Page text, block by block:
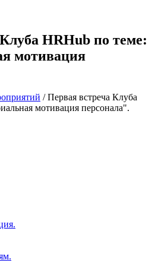
HRHub по теме:
мотивация
/Первая встреча Клуба
мотивация персонала".